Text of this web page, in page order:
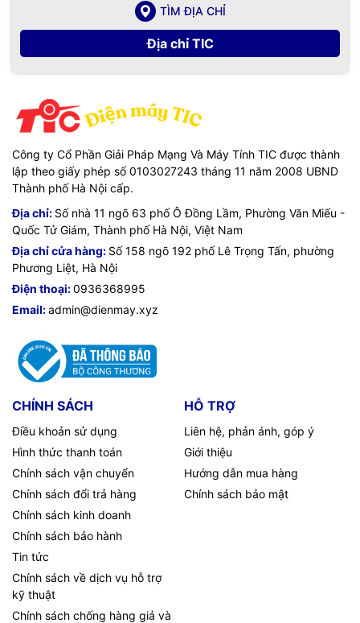
TÌM ĐỊA CHỈ
Địa chỉ TIC
Công ty Cổ Phần Giải Pháp Mạng Và Máy Tính TIC được thành
lập theo giấy phép số 0103027243 tháng 11 năm 2008 UBND
Thành phố Hà Nội cấp.
Địa chỉ: Số nhà 11 ngõ 63 phố Ô Đồng Lầm, Phường Văn Miếu -
Quốc Tử Giám, Thành phố Hà Nội, Việt Nam
Địa chỉ cửa hàng: Số 158 ngõ 192 phố Lê Trọng Tấn, phường
Phương Liệt, Hà Nội
Điện thoại:0936368995
Email:admin@dienmay.xyz
CHÍNH SÁCH
Điều khoản sử dụng
Hình thức thanh toán
Chính sách vận chuyển
Chính sách đổi trả hàng
Chính sách kinh doanh
Chính sách bảo hành
Tin tức
Chính sách về dịch vụ hỗ trợ
kỹ thuật
Chính sách chống hàng giả và
HỖ TRỢ
Liên hệ, phản ánh, góp ý
Giới thiệu
Hướng dẫn mua hàng
Chính sách bảo mật